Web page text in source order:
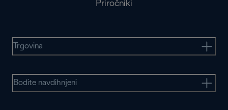
Priročniki
Trgovina
Bodite navdihnjeni